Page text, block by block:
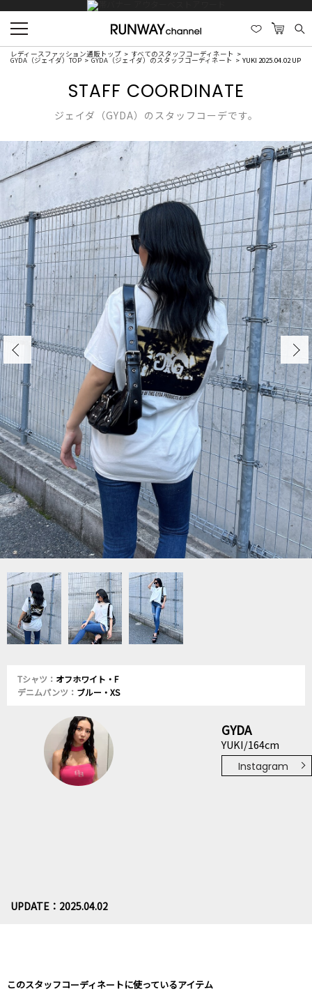
レディースファッション通販トップ すべてのスタッフコーディネート
GYDA（ジェイダ）TOP GYDA（ジェイダ）のスタッフコーディネート YUKI 2025.04.02 UP
STAFF COORDINATE
ジェイダ（GYDA）のスタッフコーデです。
Tシャツ： オフホワイト・F
デニムパンツ： ブルー・XS
GYDA
YUKI/164cm
Instagram
UPDATE：2025.04.02
このスタッフコーディネートに使っているアイテム